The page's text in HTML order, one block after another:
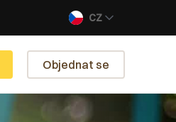
CZ
Objednat se